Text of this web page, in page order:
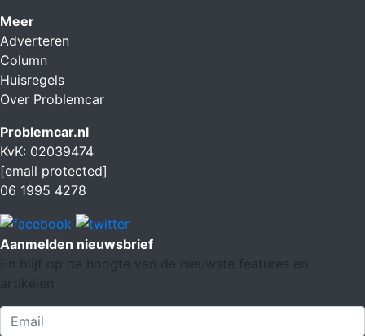
Meer
Adverteren
Column
Huisregels
Over Problemcar
Problemcar.nl
KvK: 02039474
[email protected]
06 1995 4278
Aanmelden nieuwsbrief
En blijf op de hoogte van de nieuwste features en
artikelen